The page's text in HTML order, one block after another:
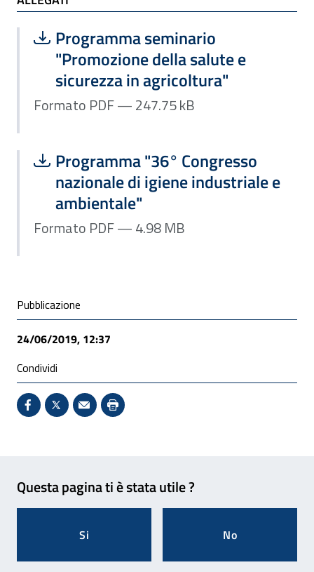
Scarica file:
Programma seminario
"Promozione della salute e
sicurezza in agricoltura"
Formato PDF — Dimensione 247.75 kB
Formato PDF — 247.75 kB
Scarica file:
Programma "36° Congresso
nazionale di igiene industriale e
ambientale"
Formato PDF — Dimensione 4.98 MB
Formato PDF — 4.98 MB
Condivisione social
Pubblicazione
24/06/2019, 12:37
Condividi
Condividi su Facebook - Sito esterno - Apertura in
X - Sito esterno - Apertura in nuova finestra
Invio Mail: apre il programma di posta
Stampa pagina: scelta meno
Questa pagina ti è stata utile ?
Si No